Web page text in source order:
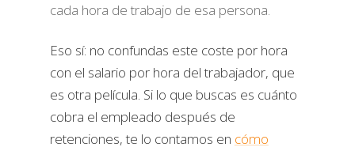
cada hora de trabajo de esa persona.
Eso sí: no confundas este coste por hora
con el salario por hora del trabajador, que
es otra película. Si lo que buscas es cuánto
cobra el empleado después de
retenciones, te lo contamos en cómo